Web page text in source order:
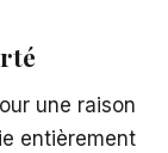
une raison
entièrement